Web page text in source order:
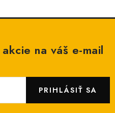
na váš e-mail
PRIHLÁSIŤ SA